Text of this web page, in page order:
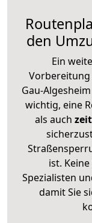
den
Ein
Vorbereitung
Gau-
wichtig, eine
als auch
ist.
Spezialisten
damit Sie